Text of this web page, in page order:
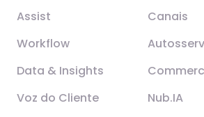
Assist
Canais
Workflow
Data & Insights
Voz do Cliente
Nub.IA